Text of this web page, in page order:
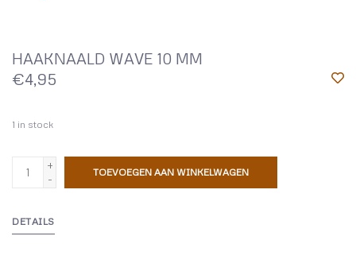
HAAKNAALD WAVE 10 MM
€4,95
1 in stock
+
-
TOEVOEGEN AAN WINKELWAGEN
DETAILS